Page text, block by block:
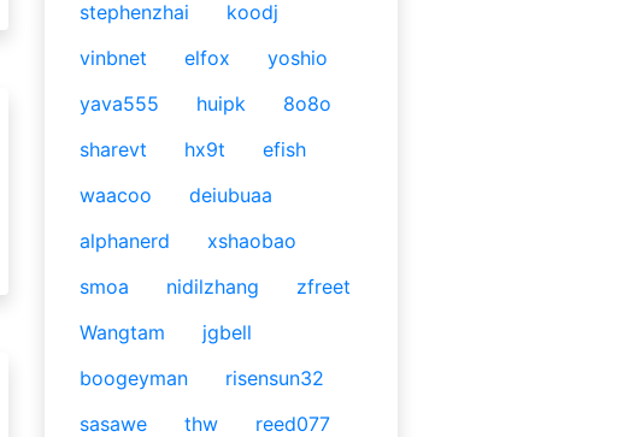
stephenzhai
koodj
vinbnet
elfox
yoshio
yava555
huipk
8o8o
sharevt
hx9t
efish
waacoo
deiubuaa
alphanerd
xshaobao
smoa
nidilzhang
zfreet
Wangtam
jgbell
boogeyman
risensun32
sasawe
thw
reed077